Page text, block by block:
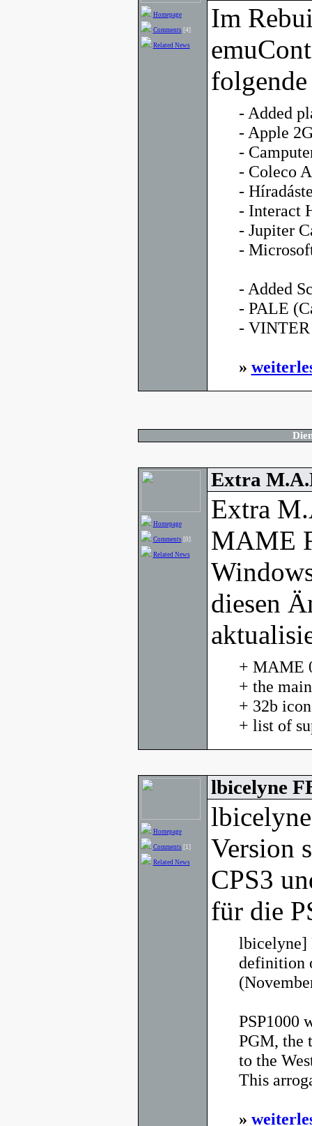
Homepage
Comments [4]
Related News
Im
- Added
- Apple
-
- Coleco
-
- Interact
- Jupiter
-
- Added
- PALE
- VINTER
»
Homepage
Comments [0]
Related News
Extra
Extra
MAME
diesen
+ MAME
+ the
+ 32b
+ list of
Homepage
Comments [1]
Related News
lbicelyne
Version
CPS3
für die
lbicelyne]
definition
PSP1000
PGM, the
to the
This
»